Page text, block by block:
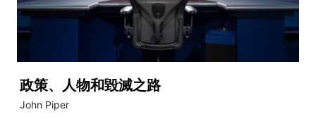
政策、人物和毀滅之路
John Piper